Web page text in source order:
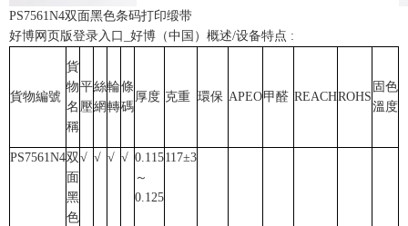
PS7561N4双面黑色条码打印缎带
好博网页版登录入口_好博（中国）概述/设备特点 :
貨物編號
貨
物
名
稱
平
壓
絲
網
輪
轉
條
碼
厚度 克重 環保 APEO甲醛 REACHROHS
固色
溫度
PS7561N4双
面
黑
色
√ √ √ √ 0.115
～
0.125
117±3